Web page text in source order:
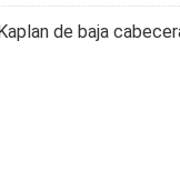
de baja